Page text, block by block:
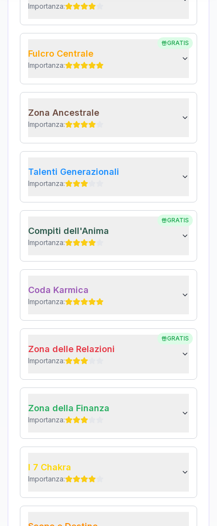
Importanza:
GRATIS
Fulcro Centrale
Importanza:
Zona Ancestrale
Importanza:
Talenti Generazionali
Importanza:
GRATIS
Compiti dell'Anima
Importanza:
Coda Karmica
Importanza:
GRATIS
Zona delle Relazioni
Importanza:
Zona della Finanza
Importanza:
I 7 Chakra
Importanza: